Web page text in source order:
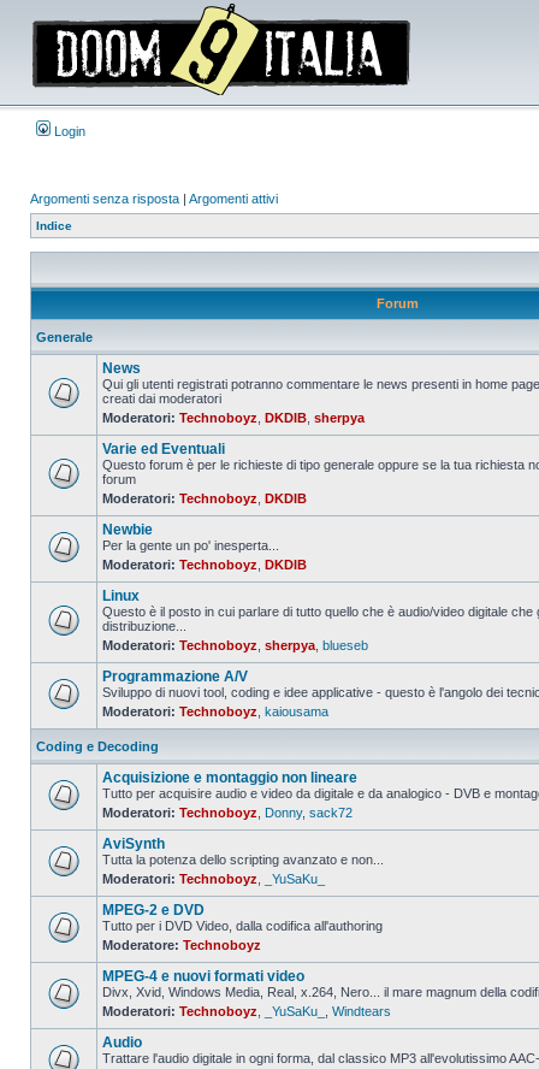
Login
Argomenti senza risposta | Argomenti attivi
Indice
Forum
Generale
Nessun
da
leggere
News
Qui gli utenti registrati potranno commentare le news presenti in home
creati dai moderatori
Moderatori: Technoboyz DKDIB sherpya
Nessun
da
leggere
Varie ed Eventuali
Questo forum è per le richieste di tipo generale oppure se la tua richiesta
forum
Moderatori: Technoboyz DKDIB
Nessun
messaggio
leggere
Newbie
Per la gente un po' inesperta...
Moderatori: Technoboyz DKDIB
Nessun
da
leggere
Linux
Questo è il posto in cui parlare di tutto quello che è audio/video digitale
distribuzione...
Moderatori: Technoboyz sherpya blueseb
Nessun
messaggio
da
leggere
Programmazione A/V
Sviluppo di nuovi tool, coding e idee applicative - questo è l'angolo dei
Moderatori: Technoboyz kaiousama
Coding e Decoding
Nessun
messaggio
da
leggere
Acquisizione e montaggio non lineare
Tutto per acquisire audio e video da digitale e da analogico - DVB e
Moderatori: Technoboyz Donny, sack72
Nessun
messaggio
da
leggere
AviSynth
Tutta la potenza dello scripting avanzato e non...
Moderatori: Technoboyz _YuSaKu_
Nessun
messaggio
da
leggere
MPEG-2 e DVD
Tutto per i DVD Video, dalla codifica all'authoring
Moderatore: Technoboyz
Nessun
messaggio
da
leggere
MPEG-4 e nuovi formati video
Divx, Xvid, Windows Media, Real, x.264, Nero... il mare magnum della
Moderatori: Technoboyz _YuSaKu_ Windtears
Audio
Trattare l'audio digitale in ogni forma, dal classico MP3 all'evolutissimo